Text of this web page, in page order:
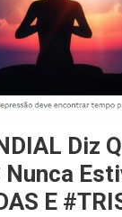
Diz
Nunca
E